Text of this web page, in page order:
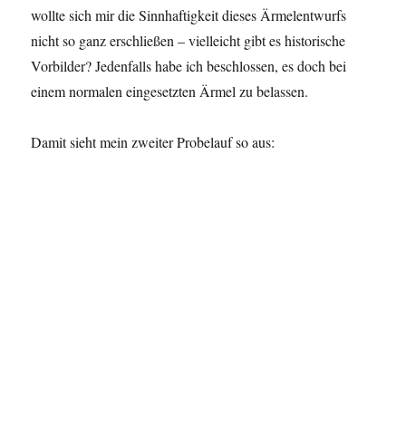
wollte sich mir die Sinnhaftigkeit dieses Ärmelentwurfs
nicht so ganz erschließen – vielleicht gibt es historische
Vorbilder? Jedenfalls habe ich beschlossen, es doch bei
einem normalen eingesetzten Ärmel zu belassen.
Damit sieht mein zweiter Probelauf so aus: